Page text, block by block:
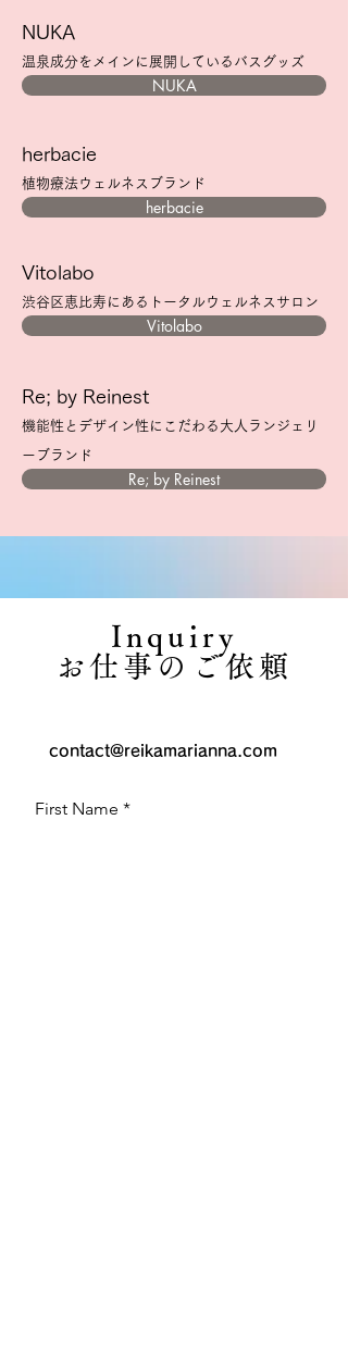
NUKA
温泉成分をメ インに展開しているバスグッズ
NUKA
herbacie
植物療法ウェルネスブランド
herbacie
Vitolabo
渋谷区恵比寿にあるトータルウェルネスサロン
Vitolabo
Re; by Reinest
機能性とデザイン性にこだわる 大人ランジェリ
ーブランド
Re; by Reinest
Inquiry
お仕事のご依頼
contact@reikamarianna.com
First Name